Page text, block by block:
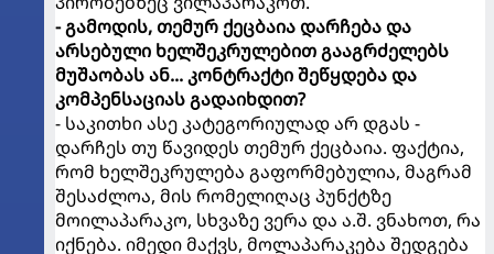
- გამოდის, თემურ ქეცბაია დარჩება და
არსებული ხელშეკრულებით გააგრძელებს
მუშაობას ან... კონტრაქტი შეწყდება და
კომპენსაციას გადაიხდით?
- საკითხი ასე კატეგორიულად არ დგას -
დარჩეს თუ წავიდეს თემურ ქეცბაია. ფაქტია,
რომ ხელშეკრულება გაფორმებულია, მაგრამ
შესაძლოა, მის რომელიღაც პუნქტზე
მოილაპარაკო, სხვაზე ვერა და ა.შ. ვნახოთ, რა
იქნება. იმედი მაქვს, მოლაპარაკება შედგება